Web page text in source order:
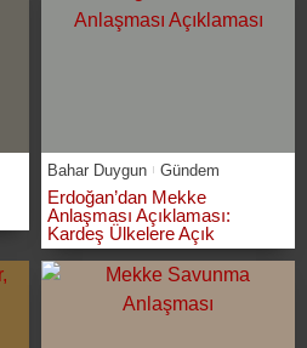
Bahar Duygun Gündem
Erdoğan’dan Mekke
Anlaşması Açıklaması:
Kardeş Ülkelere Açık